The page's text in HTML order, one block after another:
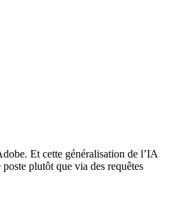
Et cette généralisation de l’IA
plutôt que via des requêtes